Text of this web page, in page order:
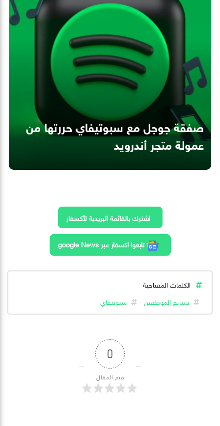
صفقة جوجل مع سبوتيفاي حررتها من
عمولة متجر أندرويد
اشترك بالقائمة البريدية لأكسفار
تابعوا اكسفار عبر google News
الكلمات المفتاحية
تسريح الموظفين
سبوتيفاي
0
قيم المقال